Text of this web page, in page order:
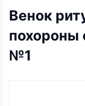
Венок
похороны
№1